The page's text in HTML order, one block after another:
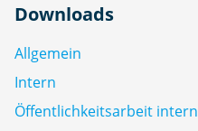
Downloads
Allgemein
Intern
Öffentlichkeitsarbeit intern